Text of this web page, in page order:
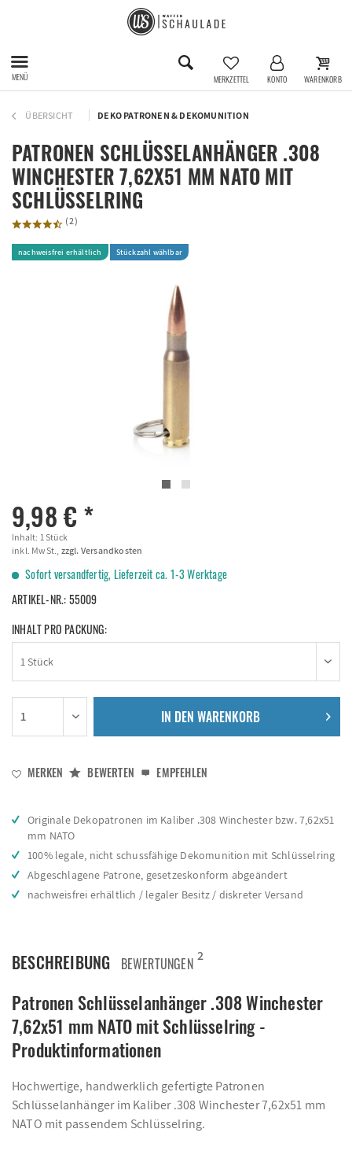
MENÜ MERKZETTEL KONTO WARENKORB
ÜBERSICHT DEKO PATRONEN & DEKOMUNITION
PATRONEN SCHLÜSSELANHÄNGER .308
WINCHESTER 7,62X51 MM NATO MIT
SCHLÜSSELRING
(2)
nachweisfrei erhältlich Stückzahl wählbar
9,98 € *
Inhalt: 1 Stück
inkl. MwSt., zzgl. Versandkosten
Sofort versandfertig, Lieferzeit ca. 1-3 Werktage
ARTIKEL-NR.:55009
INHALT PRO PACKUNG:
IN DEN WARENKORB
MERKEN BEWERTEN EMPFEHLEN
Originale Dekopatronen im Kaliber .308 Winchester bzw. 7,62x51
mm NATO
100% legale, nicht schussfähige Dekomunition mit Schlüsselring
Abgeschlagene Patrone, gesetzeskonform abgeändert
nachweisfrei erhältlich / legaler Besitz / diskreter Versand
BESCHREIBUNG BEWERTUNGEN 2
Patronen Schlüsselanhänger .308 Winchester
7,62x51 mm NATO mit Schlüsselring -
Produktinformationen
Hochwertige, handwerklich gefertigte Patronen
Schlüsselanhänger im Kaliber .308 Winchester 7,62x51 mm
NATO mit passendem Schlüsselring.